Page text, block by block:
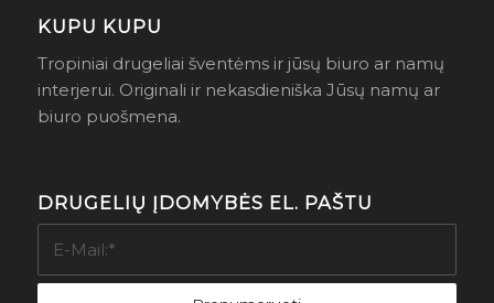
KUPU KUPU
Tropiniai drugeliai šventėms ir jūsų biuro ar namų
interjerui. Originali ir nekasdieniška Jūsų namų ar
biuro puošmena.
DRUGELIŲ ĮDOMYBĖS EL. PAŠTU